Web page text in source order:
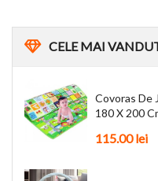
CELEMAI
Covoras De
180 X 200
115.00lei